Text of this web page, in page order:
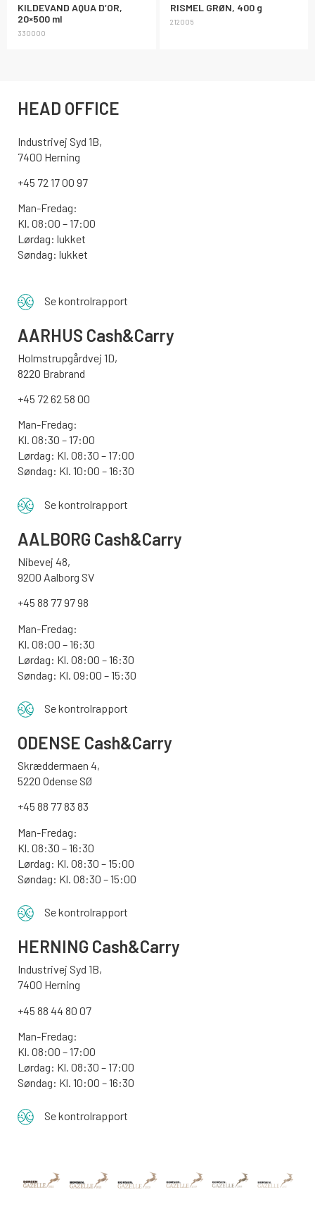
KILDEVAND AQUA D’OR,
20×500 ml
330000
RISMEL GRØN, 400 g
212005
HEAD OFFICE
Industrivej Syd 1B,
7400 Herning
+45 72 17 00 97
Man-Fredag:
Kl. 08:00 – 17:00
Lørdag: lukket
Søndag: lukket
Se kontrolrapport
AARHUS Cash&Carry
Holmstrupgårdvej 1D,
8220 Brabrand
+45 72 62 58 00
Man-Fredag:
Kl. 08:30 – 17:00
Lørdag: Kl. 08:30 – 17:00
Søndag: Kl. 10:00 – 16:30
Se kontrolrapport
AALBORG Cash&Carry
Nibevej 48,
9200 Aalborg SV
+45 88 77 97 98
Man-Fredag:
Kl. 08:00 – 16:30
Lørdag: Kl. 08:00 – 16:30
Søndag: Kl. 09:00 – 15:30
Se kontrolrapport
ODENSE Cash&Carry
Skræddermaen 4,
5220 Odense SØ
+45 88 77 83 83
Man-Fredag:
Kl. 08:30 – 16:30
Lørdag: Kl. 08:30 – 15:00
Søndag: Kl. 08:30 – 15:00
Se kontrolrapport
HERNING Cash&Carry
Industrivej Syd 1B,
7400 Herning
+45 88 44 80 07
Man-Fredag:
Kl. 08:00 – 17:00
Lørdag: Kl. 08:30 – 17:00
Søndag: Kl. 10:00 – 16:30
Se kontrolrapport